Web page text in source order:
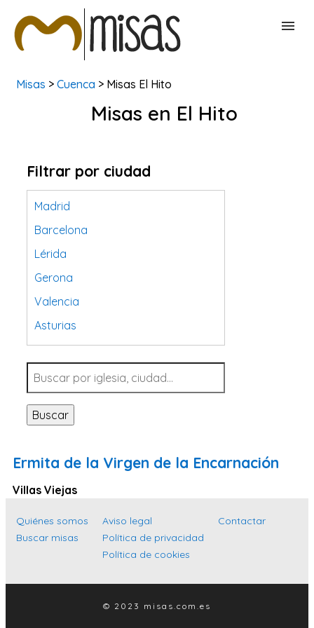
BUSCAR MISAS
Misas > Cuenca > Misas El Hito
Misas en El Hito
Filtrar por ciudad
Madrid
Barcelona
Lérida
Gerona
Valencia
Asturias
Tarragona
Navarra
Valladolid
Sevilla
Santa Cruz de Tenerife
Cantabria
Islas Baleares
Las Palmas
Alicante
Buscar
Ermita de la Virgen de la Encarnación
Villas Viejas
Quiénes somos
Buscar misas
Aviso legal
Política de privacidad
Política de cookies
Contactar
© 2023 misas.com.es